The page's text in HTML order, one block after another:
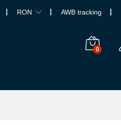
RON AWB tracking
0